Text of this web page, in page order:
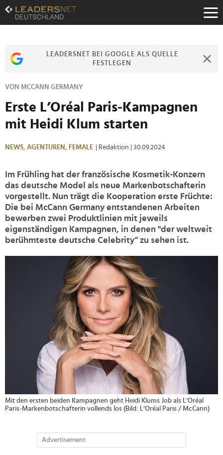
Zum
Inhalt
Zur
Zur
LEADERSNET BEI GOOGLE ALS QUELLE
FESTLEGEN
VON MCCANN GERMANY
Erste L’Oréal Paris-Kampagnen
mit Heidi Klum starten
NEWS, AGENTUREN, FEMALE | Redaktion | 30.09.2024
Im Frühling hat der französische Kosmetik-Konzern
das deutsche Model als neue Markenbotschafterin
vorgestellt. Nun trägt die Kooperation erste Früchte:
Die bei McCann Germany entstandenen Arbeiten
bewerben zwei Produktlinien mit jeweils
eigenständigen Kampagnen, in denen "der weltweit
berühmteste deutsche Celebrity“ zu sehen ist.
Mit den ersten beiden Kampagnen geht Heidi Klums Job als L’Oréal
Paris-Markenbotschafterin vollends los (Bild: L’Oréal Paris / McCann)
Advertisement